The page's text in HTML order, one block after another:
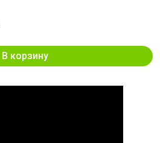
В корзину